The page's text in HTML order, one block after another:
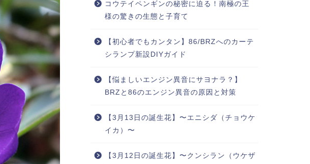
コウテイペンギンの秘密に迫る！南極の王
様の驚きの生態と子育て
【初心者でもカンタン】86/BRZへのカーテ
シランプ新設DIYガイド
【悩ましいエンジン異音にサヨナラ？】
BRZと86のエンジン異音の原因と対策
【3月13日の誕生花】〜エニシダ（チョウケ
イカ）〜
【3月12日の誕生花】〜クンシラン（ウケザ